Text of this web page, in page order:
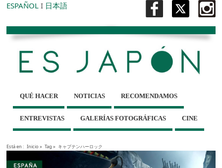
ESPAÑOL I 日本語
QUÉ HACER NOTICIAS RECOMENDAMOS
ENTREVISTAS GALERÍAS FOTOGRÁFICAS CINE
Está en : Inicio» Tag » キャプテンハーロック